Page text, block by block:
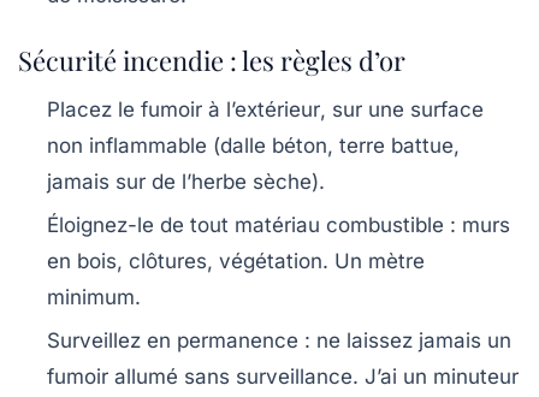
Sécurité incendie : les règles d’or
Placez le fumoir à l’extérieur, sur une surface
non inflammable (dalle béton, terre battue,
jamais sur de l’herbe sèche).
Éloignez-le de tout matériau combustible : murs
en bois, clôtures, végétation. Un mètre
minimum.
Surveillez en permanence : ne laissez jamais un
fumoir allumé sans surveillance. J’ai un minuteur